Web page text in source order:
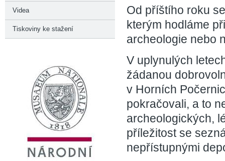
Od příštího roku
kterým hodláme
archeologie nebo
V uplynulých
žádanou
v Horních
pokračovali, a to
archeologických,
příležitost se
nepřístupnými
Videa
Tiskoviny ke stažení